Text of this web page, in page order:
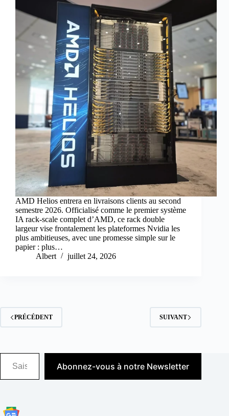
AMD Helios entrera en livraisons clients au second
semestre 2026. Officialisé comme le premier système
IA rack-scale complet d’AMD, ce rack double
largeur vise frontalement les plateformes Nvidia les
plus ambitieuses, avec une promesse simple sur le
papier : plus…
Albert
juillet 24, 2026
PRÉCÉDENT SUIVANT
Saisissez votre adresse e-mail…
Abonnez-vous à notre Newsletter